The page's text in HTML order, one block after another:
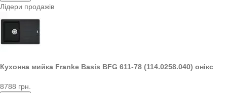
Лідери продажів
Кухонна мийка Franke Basis BFG 611-78 (114.0258.040) онікс
8788 грн.